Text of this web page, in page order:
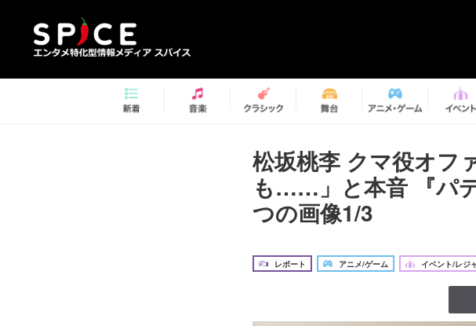
松坂桃李 クマ役オフ
も……」と本音 『パ
つの画像1/3
レポート アニメ/ゲーム イベント/レジ